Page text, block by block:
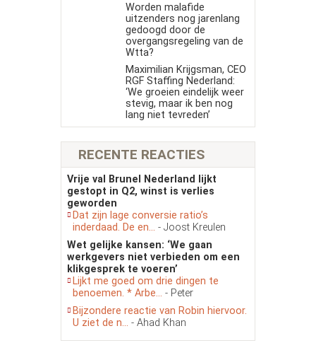
Worden malafide
uitzenders nog jarenlang
gedoogd door de
overgangsregeling van de
Wtta?
Maximilian Krijgsman, CEO
RGF Staffing Nederland:
‘We groeien eindelijk weer
stevig, maar ik ben nog
lang niet tevreden’
RECENTE REACTIES
Vrije val Brunel Nederland lijkt
gestopt in Q2, winst is verlies
geworden
Dat zijn lage conversie ratio’s
inderdaad. De en... - Joost Kreulen
Wet gelijke kansen: ‘We gaan
werkgevers niet verbieden om een
klikgesprek te voeren’
Lijkt me goed om drie dingen te
benoemen. * Arbe... - Peter
Bijzondere reactie van Robin hiervoor.
U ziet de n... - Ahad Khan